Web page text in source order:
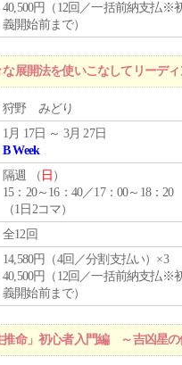
40,500円（12回／一括前納支払※
義開始前まで）
開法を使いこなしてリーディ
狩野 みどり
1月 17日 ～ 3月 27日
B Week
隔週 （ 日 ）
15：20～16：40／17：00～18：20
（1日2コマ）
全12回
14,580円（4回／分割支払い）×3
40,500円（12回／一括前納支払※
義開始前まで）
推命」初心者入門編 ～吉凶星